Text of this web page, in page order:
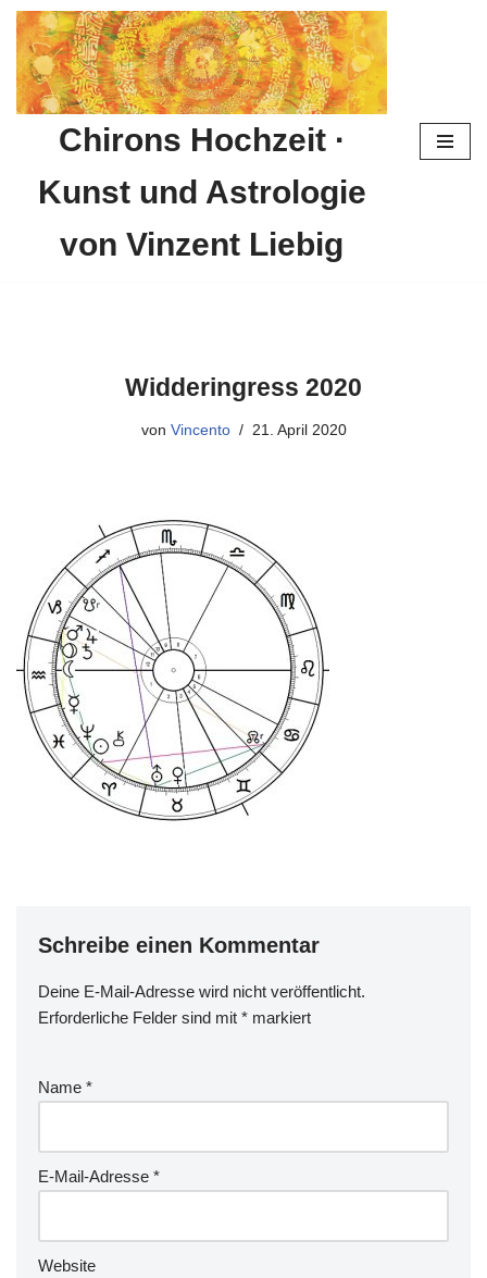
Zum
Inhalt
springen
Chirons Hochzeit ·
Kunst und Astrologie
von Vinzent Liebig
Widderingress 2020
von Vincento 21. April 2020
Schreibe einen Kommentar
Deine E-Mail-Adresse wird nicht veröffentlicht.
Erforderliche Felder sind mit * markiert
Name *
E-Mail-Adresse *
Website